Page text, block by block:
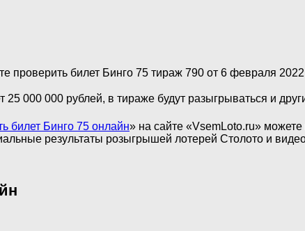
проверить билет Бинго 75 тираж 790 от 6 февраля
25 000 000 рублей, в тираже будут разыгрываться и
билет Бинго 75 онлайн» на сайте «VsemLoto.ru»
результаты розыгрышей лотерей Столото и